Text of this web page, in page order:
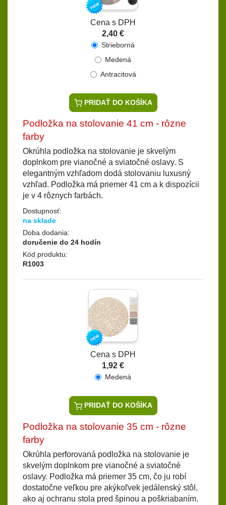
Cena s DPH
2,40 €
Strieborná
Medená
Antracitová
PRIDAŤ DO KOŠÍKA
Podložka na stolovanie 41 cm - rôzne
farby
Okrúhla podložka na stolovanie je skvelým
doplnkom pre vianočné a sviatočné oslavy. S
elegantným vzhľadom dodá stolovaniu luxusný
vzhľad. Podložka má priemer 41 cm a k dispozícii
je v 4 rôznych farbách.
Dostupnosť:
na sklade
Doba dodania:
doručenie do 24 hodín
Kód produktu:
R1003
Cena s DPH
1,92 €
Medená
PRIDAŤ DO KOŠÍKA
Podložka na stolovanie 35 cm - rôzne
farby
Okrúhla perforovaná podložka na stolovanie je
skvelým doplnkom pre vianočné a sviatočné
oslavy. Podložka má priemer 35 cm, čo ju robí
dostatočne veľkou pre akýkoľvek jedálenský stôl,
ako aj ochranu stola pred špinou a poškriabaním.